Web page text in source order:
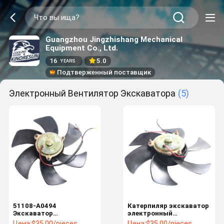
Guangzhou Jingzhishang Mechanical
Equipment Co., Ltd.
16 YEARS
5.0
Подтверженный поставщик
Электронный Вентилятор Экскаватора (5)
51108-A0494
Экскаватор
электронный
Катерпиляр экскаватор
электронный
вентилятор 51108A0494